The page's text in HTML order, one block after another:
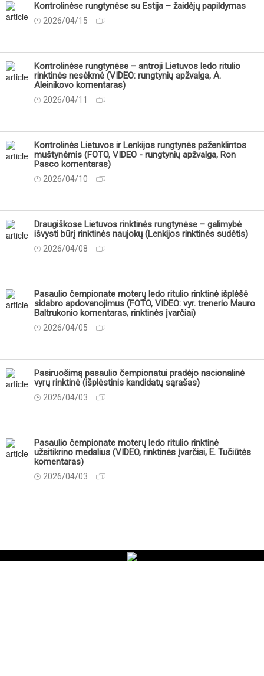
Kontrolinėse rungtynėse su Estija – žaidėjų papildymas
2026/04/15
Kontrolinėse rungtynėse – antroji Lietuvos ledo ritulio
rinktinės nesėkmė (VIDEO: rungtynių apžvalga, A.
Aleinikovo komentaras)
2026/04/11
Kontrolinės Lietuvos ir Lenkijos rungtynės paženklintos
muštynėmis (FOTO, VIDEO - rungtynių apžvalga, Ron
Pasco komentaras)
2026/04/10
Draugiškose Lietuvos rinktinės rungtynėse – galimybė
išvysti būrį rinktinės naujokų (Lenkijos rinktinės sudėtis)
2026/04/08
Pasaulio čempionate moterų ledo ritulio rinktinė išplėšė
sidabro apdovanojimus (FOTO, VIDEO: vyr. trenerio Mauro
Baltrukonio komentaras, rinktinės įvarčiai)
2026/04/05
Pasiruošimą pasaulio čempionatui pradėjo nacionalinė
vyrų rinktinė (išplėstinis kandidatų sąrašas)
2026/04/03
Pasaulio čempionate moterų ledo ritulio rinktinė
užsitikrino medalius (VIDEO, rinktinės įvarčiai, E. Tučiūtės
komentaras)
2026/04/03